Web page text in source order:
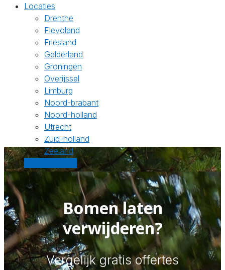
Locaties
Drenthe
Flevoland
Friesland
Gelderland
Groningen
Overijssel
Limburg
Noord-brabant
Noord-holland
Utrecht
Zuid-holland
Zeeland
Bomen laten
verwijderen?
Vergelijk gratis offertes